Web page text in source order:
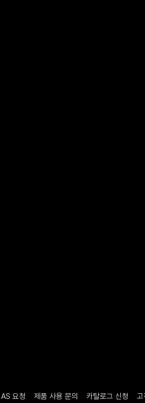
AS 요청 제품 사용 문의 카탈로그 신청 고